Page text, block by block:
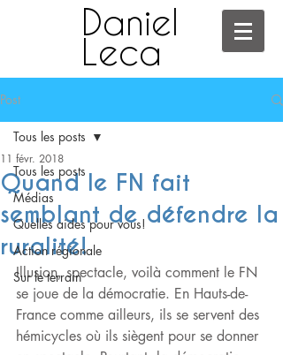
Daniel
Leca
Post
Tous les posts
Médias
Quelles aides pour vous!
Action régionale
Sur le terrain
Tous les posts
Quand le FN fait
semblant de défendre la
ruralité!
11 févr. 2018
Illusion, spectacle, voilà comment le FN
se joue de la démocratie. En Hauts-de-
France comme ailleurs, ils se servent des
hémicycles où ils siègent pour se donner